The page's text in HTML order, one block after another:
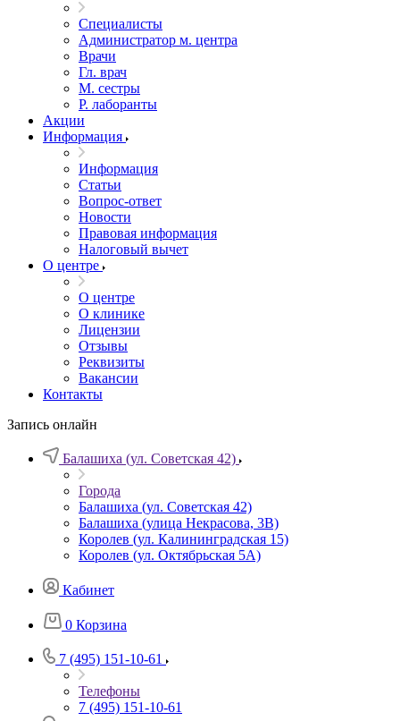
Специалисты
Администратор м. центра
Врачи
Гл. врач
М. сестры
Р. лаборанты
Акции
Информация
Информация
Статьи
Вопрос-ответ
Новости
Правовая информация
Налоговый вычет
О центре
О центре
О клинике
Лицензии
Отзывы
Реквизиты
Вакансии
Контакты
Запись онлайн
Балашиха (ул. Советская 42)
Города
Балашиха (ул. Советская 42)
Балашиха (улица Некрасова, 3В)
Королев (ул. Калининградская 15)
Королев (ул. Октябрьская 5А)
Кабинет
0 Корзина
7 (495) 151-10-61
Телефоны
7 (495) 151-10-61